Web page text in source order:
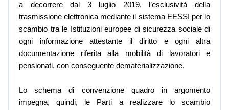
a decorrere dal 3 luglio 2019, l’esclusività della
trasmissione elettronica mediante il sistema EESSI per lo
scambio tra le Istituzioni europee di sicurezza sociale di
ogni informazione attestante il diritto e ogni altra
documentazione riferita alla mobilità di lavoratori e
pensionati, con conseguente dematerializzazione.
Lo schema di convenzione quadro in argomento
impegna, quindi, le Parti a realizzare lo scambio